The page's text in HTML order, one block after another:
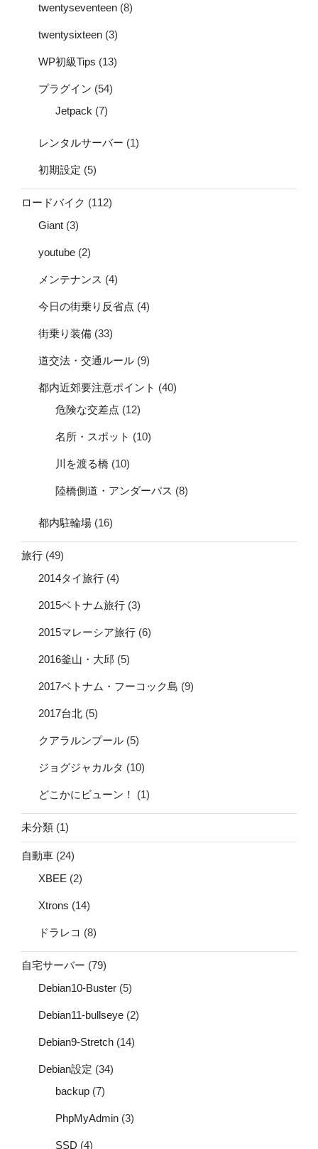
twentyseventeen (8)
twentysixteen (3)
WP初級Tips (13)
プラグイン (54)
Jetpack (7)
レンタルサーバー (1)
初期設定 (5)
ロードバイク (112)
Giant (3)
youtube (2)
メンテナンス (4)
今日の街乗り反省点 (4)
街乗り装備 (33)
道交法・交通ルール (9)
都内近郊要注意ポイント (40)
危険な交差点 (12)
名所・スポット (10)
川を渡る橋 (10)
陸橋側道・アンダーパス (8)
都内駐輪場 (16)
旅行 (49)
2014タイ旅行 (4)
2015ベトナム旅行 (3)
2015マレーシア旅行 (6)
2016釜山・大邱 (5)
2017ベトナム・フーコック島 (9)
2017台北 (5)
クアラルンプール (5)
ジョグジャカルタ (10)
どこかにビューン！ (1)
未分類 (1)
自動車 (24)
XBEE (2)
Xtrons (14)
ドラレコ (8)
自宅サーバー (79)
Debian10-Buster (5)
Debian11-bullseye (2)
Debian9-Stretch (14)
Debian設定 (34)
backup (7)
PhpMyAdmin (3)
SSD (4)